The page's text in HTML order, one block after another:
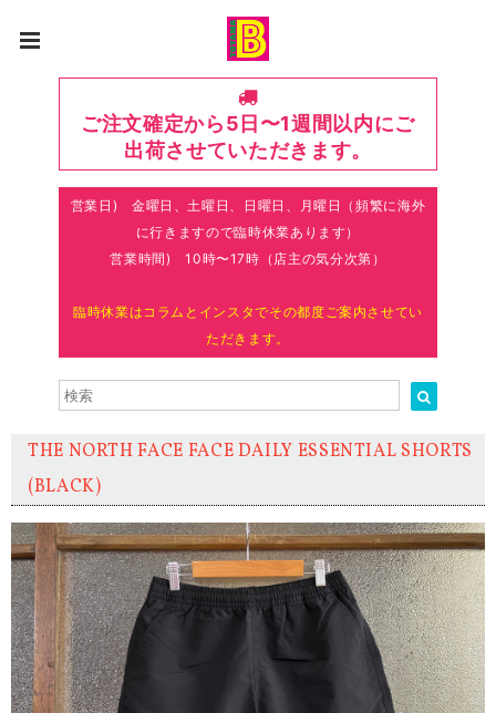
ご注文確定から5日〜1週間以内にご
出荷させていただきます。
営業日) 金曜日、土曜日、日曜日、月曜日（頻繁に海外
に行きますので臨時休業あります）
営業時間) 10時〜17時（店主の気分次第）
臨時休業はコラムとインスタでその都度ご案内させてい
ただきます。
THE NORTH FACE FACE DAILY ESSENTIAL SHORTS
(BLACK)